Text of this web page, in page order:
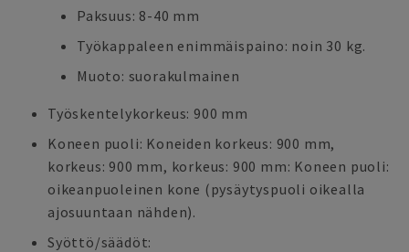
Paksuus: 8-40 mm
Työkappaleen enimmäispaino: noin 30 kg.
Muoto: suorakulmainen
Työskentelykorkeus: 900 mm
Koneen puoli: Koneiden korkeus: 900 mm,
korkeus: 900 mm, korkeus: 900 mm: Koneen puoli:
oikeanpuoleinen kone (pysäytyspuoli oikealla
ajosuuntaan nähden).
Syöttö/säädöt: